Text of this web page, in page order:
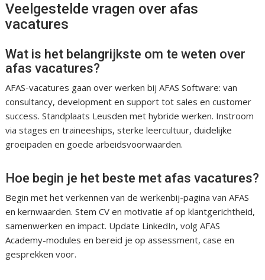
Veelgestelde vragen over afas
vacatures
Wat is het belangrijkste om te weten over
afas vacatures?
AFAS-vacatures gaan over werken bij AFAS Software: van
consultancy, development en support tot sales en customer
success. Standplaats Leusden met hybride werken. Instroom
via stages en traineeships, sterke leercultuur, duidelijke
groeipaden en goede arbeidsvoorwaarden.
Hoe begin je het beste met afas vacatures?
Begin met het verkennen van de werkenbij-pagina van AFAS
en kernwaarden. Stem CV en motivatie af op klantgerichtheid,
samenwerken en impact. Update LinkedIn, volg AFAS
Academy-modules en bereid je op assessment, case en
gesprekken voor.